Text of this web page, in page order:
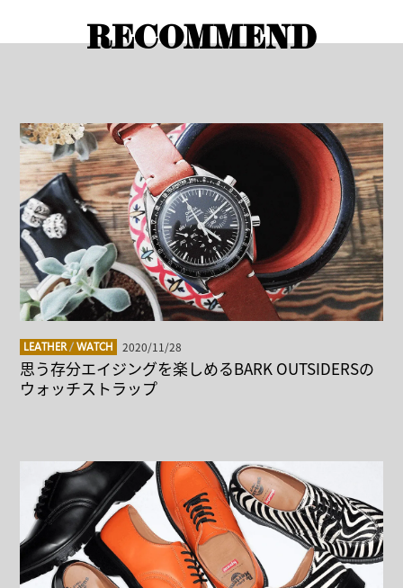
RECOMMEND
LEATHER /WATCH 2020/11/28
思う存分エイジングを楽しめるBARK OUTSIDERSの
ウォッチストラップ